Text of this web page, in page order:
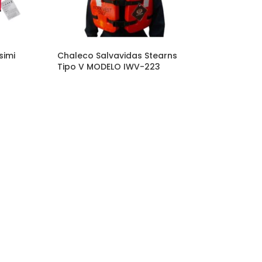
Chaleco Salvavidas Stearns
Tipo V MODELO IWV-223